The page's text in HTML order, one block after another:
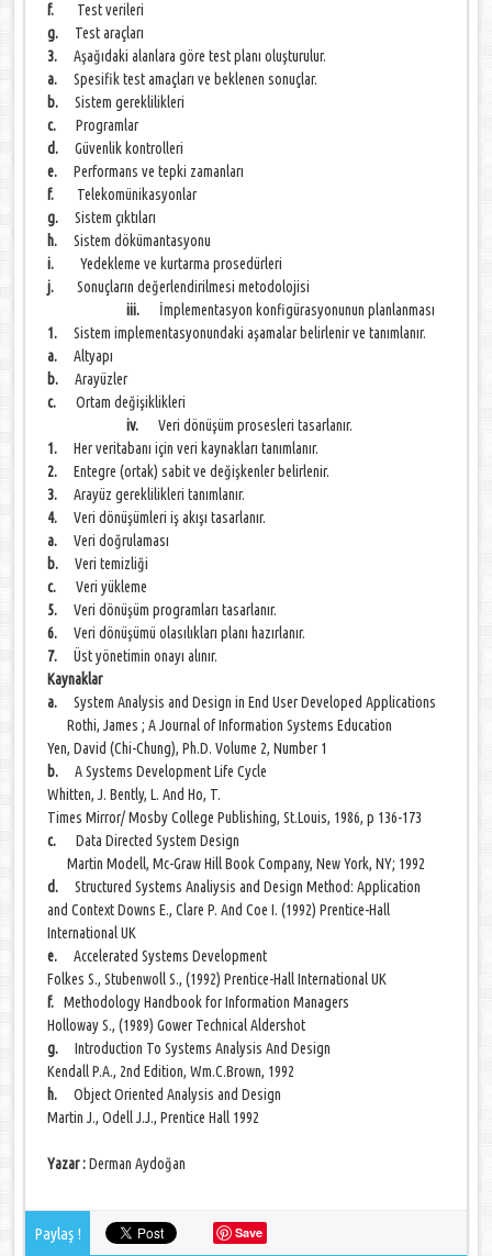
f. Test verileri
g. Test araçları
3.Aşağıdaki alanlara göre test planı oluşturulur.
a.Spesifik test amaçları ve beklenen sonuçlar.
b.Sistem gereklilikleri
c.Programlar
d.Güvenlik kontrolleri
e.Performans ve tepki zamanları
f. Telekomünikasyonlar
g.Sistem çıktıları
h.Sistem dökümantasyonu
i.Yedekleme ve kurtarma prosedürleri
j.Sonuçların değerlendirilmesi metodolojisi
iii. İmplementasyon konfigürasyonunun planlanması
1.Sistem implementasyonundaki aşamalar belirlenir ve tanımlanır.
a.Altyapı
b.Arayüzler
c.Ortam değişiklikleri
iv.Veri dönüşüm prosesleri tasarlanır.
1.Her veritabanı için veri kaynakları tanımlanır.
2.Entegre (ortak) sabit ve değişkenler belirlenir.
3.Arayüz gereklilikleri tanımlanır.
4.Veri dönüşümleri iş akışı tasarlanır.
a.Veri doğrulaması
b.Veri temizliği
c.Veri yükleme
5.Veri dönüşüm programları tasarlanır.
6.Veri dönüşümü olasılıkları planı hazırlanır.
7.Üst yönetimin onayı alınır.
Kaynaklar
a.System Analysis and Design in End User Developed Applications
Rothi, James ; A Journal of Information Systems Education
Yen, David (Chi-Chung), Ph.D. Volume 2, Number 1
b.A Systems Development Life Cycle
Whitten, J. Bently, L. And Ho, T.
Times Mirror/ Mosby College Publishing, St.Louis, 1986, p 136-173
c.Data Directed System Design
Martin Modell, Mc-Graw Hill Book Company, New York, NY; 1992
d.Structured Systems Analiysis and Design Method: Application
and Context Downs E., Clare P. And Coe I. (1992) Prentice-Hall
International UK
e.Accelerated Systems Development
Folkes S., Stubenwoll S., (1992) Prentice-Hall International UK
f. Methodology Handbook for Information Managers
Holloway S., (1989) Gower Technical Aldershot
g.Introduction To Systems Analysis And Design
Kendall P.A., 2nd Edition, Wm.C.Brown, 1992
h.Object Oriented Analysis and Design
Martin J., Odell J.J., Prentice Hall 1992
Yazar :Derman Aydoğan
Paylaş ! Save